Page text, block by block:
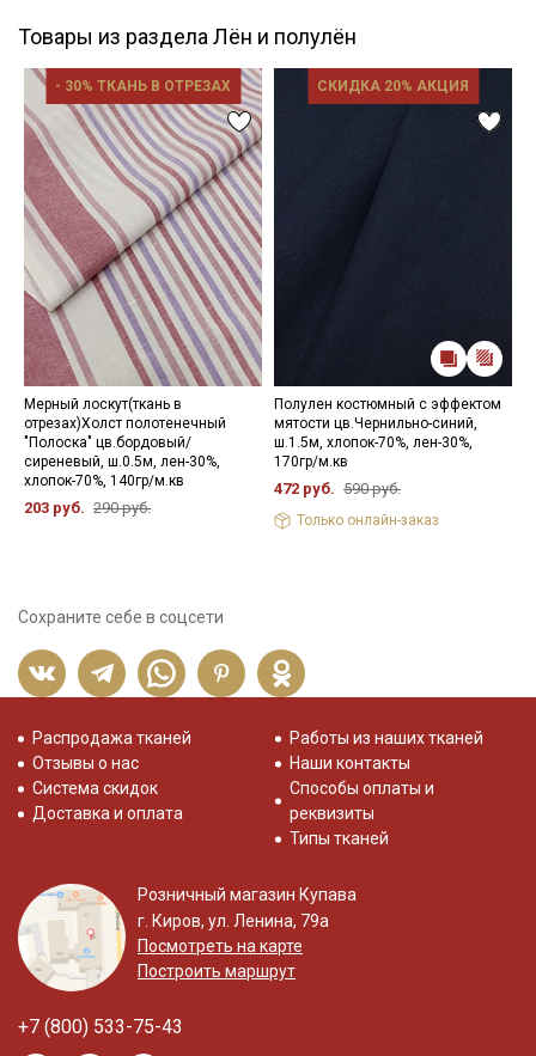
Товары из раздела Лён и полулён
- 30% ТКАНЬ В ОТРЕЗАХ
Мерный лоскут(ткань в
отрезах)Холст полотенечный
"Полоска" цв.бордовый/
сиреневый, ш.0.5м, лен-30%,
хлопок-70%, 140гр/м.кв
203 руб. 290 руб.
СКИДКА 20% АКЦИЯ
Полулен костюмный с эффектом
мятости цв.Чернильно-синий,
ш.1.5м, хлопок-70%, лен-30%,
170гр/м.кв
472 руб. 590 руб.
Только онлайн-заказ
Сохраните себе в соцсети
Распродажа тканей
Отзывы о нас
Система скидок
Доставка и оплата
Работы из наших тканей
Наши контакты
Способы оплаты и
реквизиты
Типы тканей
Розничный магазин Купава
г. Киров, ул. Ленина, 79а
Посмотреть на карте
Построить маршрут
+7 (800) 533-75-43